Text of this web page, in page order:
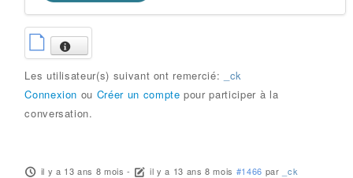
Les utilisateur(s) suivant ont remercié:
_ck
Connexion ou Créer un compte pour participer à la
conversation.
il y a 13 ans 8 mois - il y a 13 ans 8 mois #1466 par _ck